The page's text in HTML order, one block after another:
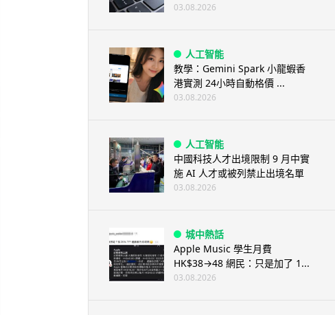
03.08.2026
人工智能
教學：Gemini Spark 小龍蝦香
港實測 24小時自動格價 ...
03.08.2026
人工智能
中國科技人才出境限制 9 月中實
施 AI 人才或被列禁止出境名單
03.08.2026
城中熱話
Apple Music 學生月費
HK$38→48 網民：只是加了 1...
03.08.2026